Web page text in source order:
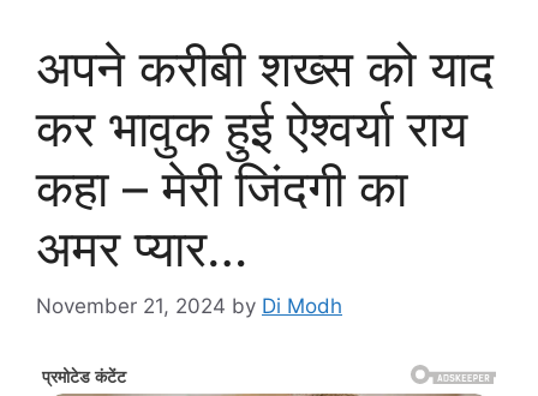
अपने करीबी शख्स को याद
कर भावुक हुई ऐश्वर्या राय
कहा – मेरी जिंदगी का
अमर प्यार…
November 21, 2024 by Di Modh